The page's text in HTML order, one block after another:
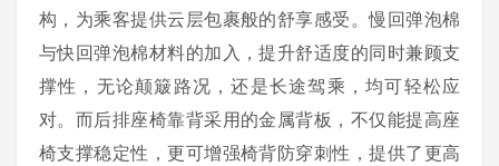
构，为乘客提供云层包裹般的舒享感受。慢回弹泡棉
与快回弹泡棉材料的加入，提升舒适度的同时兼顾支
撑性，无论颠簸路况，还是长途驾乘，均可轻松应
对。而后排座椅靠背采用的金属背板，不仅能提高座
椅支撑稳定性，更可增强椅背防穿刺性，提供了更高